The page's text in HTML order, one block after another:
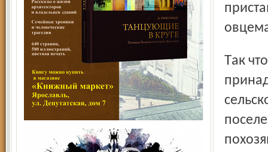
Так что же произошло? И действительно ли овцы не